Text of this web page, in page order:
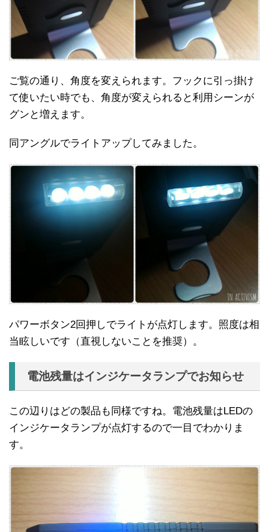
ご覧の通り、角度を変えられます。フックに引っ掛け
て使いたい時でも、角度が変えられると利用シーンが
グンと増えます。
同アングルでライトアップしてみました。
パワーボタン2回押しでライトが点灯します。照度は相
当眩しいです（直視しないことを推奨）。
電池残量はインジケータランプでお知らせ
この辺りはどの製品も同様ですね。電池残量はLEDの
インジケータランプが点灯するので一目でわかりま
す。